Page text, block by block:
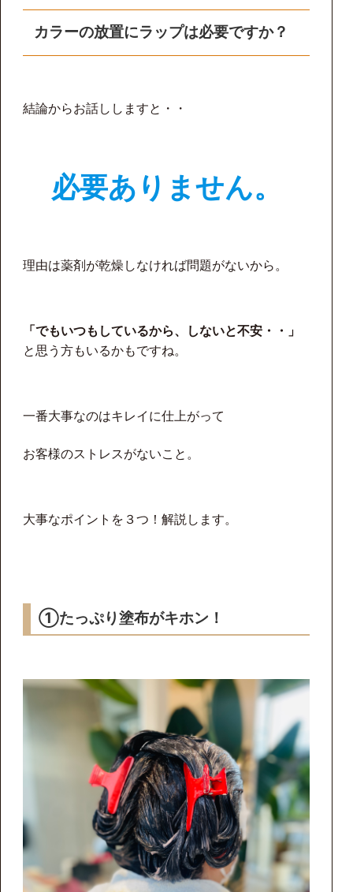
カラーの放置にラップは必要ですか？
結論からお話ししますと・・
必要ありません。
理由は薬剤が乾燥しなければ問題がないから。
「でもいつもしているから、しないと不安・・」
と思う方もいるかもですね。
一番大事なのはキレイに仕上がって
お客様のストレスがないこと。
大事なポイントを３つ！解説します。
①たっぷり塗布がキホン！